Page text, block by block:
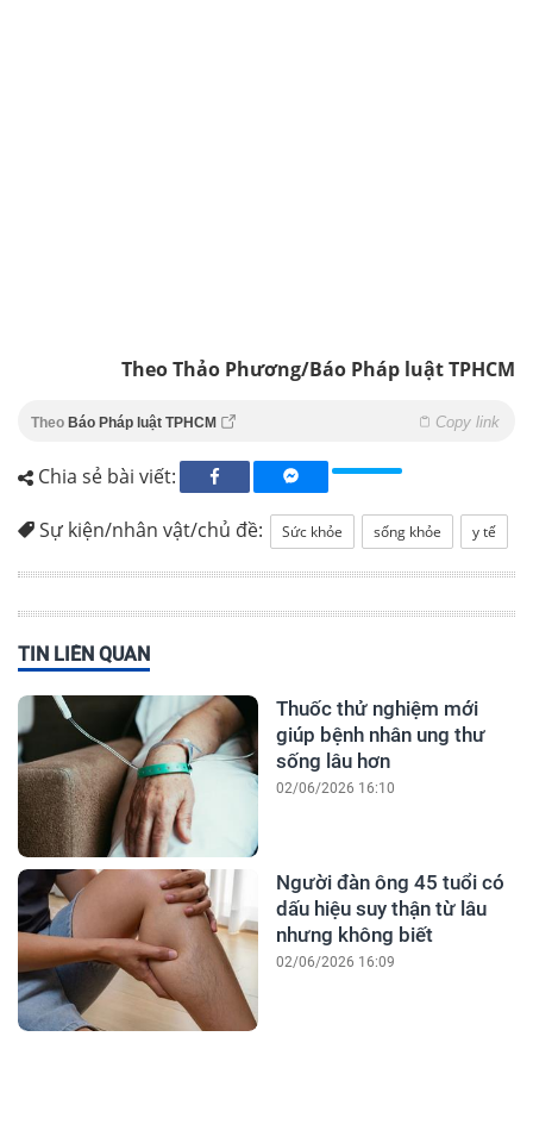
Theo Thảo Phương/Báo Pháp luật TPHCM
Theo Báo Pháp luật TPHCM Copy link
Chia sẻ bài viết:
Sự kiện/nhân vật/chủ đề: Sức khỏe sống khỏe y tế
TIN LIÊN QUAN
Thuốc thử nghiệm mới
giúp bệnh nhân ung thư
sống lâu hơn
02/06/2026 16:10
Người đàn ông 45 tuổi có
dấu hiệu suy thận từ lâu
nhưng không biết
02/06/2026 16:09